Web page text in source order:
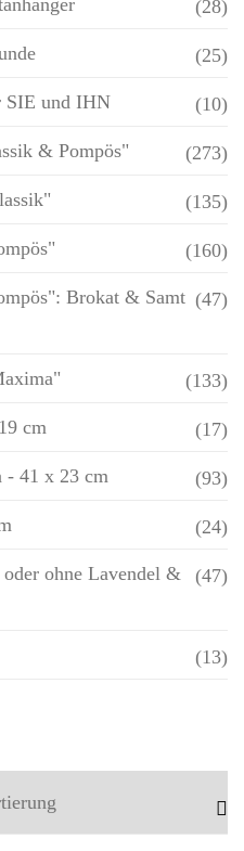
(28)
(25)
SIE und IHN (10)
& Pompös" (273)
(135)
(160)
Brokat & Samt (47)
(133)
cm (17)
- 41 x 23 cm (93)
(24)
ohne Lavendel &
(47)
(13)